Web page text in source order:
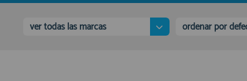
tienda virtual, revisar el estado de tus pedidos y
consultar tus operaciones anteriores.
ver todas las marcas ordenar por